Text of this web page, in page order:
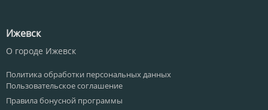
Ижевск
О городе Ижевск
Политика обработки персональных данных
Пользовательское соглашение
Правила бонусной программы